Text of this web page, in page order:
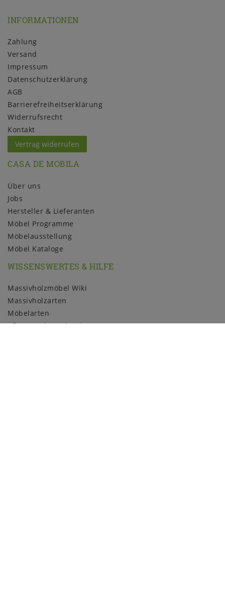
INFORMATIONEN
Zahlung
Versand
Impressum
Daten­schutz­erklärung
AGB
Barrierefreiheitserklärung
Widerrufs­recht
Kontakt
Vertrag widerrufen
CASA DE MOBILA
Über uns
Jobs
Hersteller & Lieferanten
Möbel Programme
Möbelausstellung
Möbel Kataloge
WISSENSWERTES & HILFE
Massivholzmöbel Wiki
Massivholzarten
Möbelarten
Pflege und Kundendienst